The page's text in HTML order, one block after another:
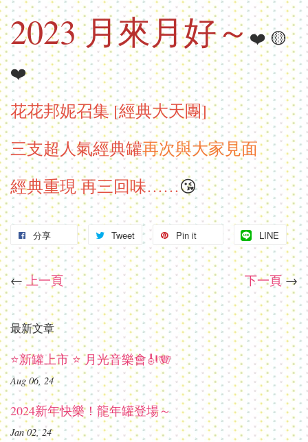
2023 月來月好～❤️ 🟡
❤️
花花邦妮召集 [經典大天團]
三支超人氣經典罐再次與大家見面
經典重現 再三回味……😘
分享 Tweet Pin it LINE
←上一頁 下一頁 →
最新文章
⭐新罐上市 ⭐ 月光音樂會🎻🪗
Aug 06, 24
2024新年快樂！龍年罐登場～
Jan 02, 24